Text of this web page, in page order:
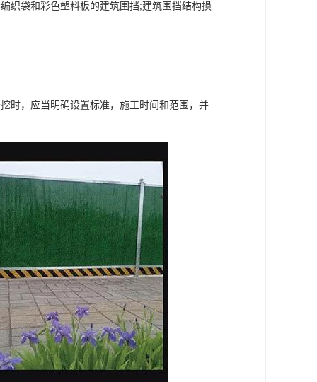
织袋和彩色塑料板的建筑围挡;建筑围挡结构损
时，应当明确设置标准，施工时间和范围，并